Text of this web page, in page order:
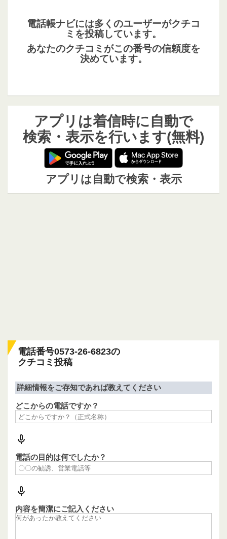
電話帳ナビには多くのユーザーがクチコ
ミを投稿しています。
あなたのクチコミがこの番号の信頼度を
決めています。
アプリは着信時に自動で
検索・表示を行います(無料)
アプリは自動で検索・表示
電話番号0573-26-6823の
クチコミ投稿
詳細情報をご存知であれば教えてください
どこからの電話ですか？
電話の目的は何でしたか？
内容を簡潔にご記入ください